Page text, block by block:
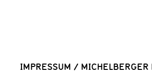
IMPRESSUM / MICHELBERGER